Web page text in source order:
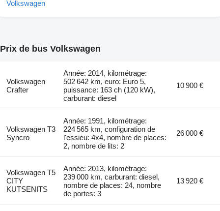
Prix de bus Volkswagen
Volkswagen
Crafter
Année: 2014, kilométrage:
502 642 km, euro: Euro 5,
puissance: 163 ch (120 kW),
carburant: diesel
10 900 €
Volkswagen T3
Syncro
Année: 1991, kilométrage:
224 565 km, configuration de
l'essieu: 4x4, nombre de places:
2, nombre de lits: 2
26 000 €
Volkswagen T5
CITY
KUTSENITS
Année: 2013, kilométrage:
239 000 km, carburant: diesel,
nombre de places: 24, nombre
de portes: 3
13 920 €